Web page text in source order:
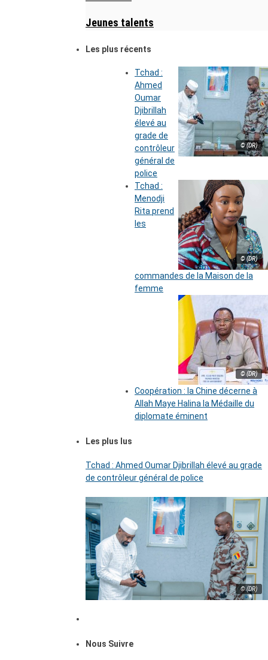
Jeunes talents
Les plus récents
© (DR)
Tchad :
Ahmed
Oumar
Djibrillah
élevé au
grade de
contrôleur
général de
police
© (DR)
Tchad :
Menodji
Rita prend
les
commandes de la Maison de la
femme
© (DR)
Coopération : la Chine décerne à
Allah Maye Halina la Médaille du
diplomate éminent
Les plus lus
Tchad : Ahmed Oumar Djibrillah élevé au grade
de contrôleur général de police
© (DR)
Nous Suivre